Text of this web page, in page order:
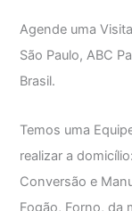
Agende uma
São Paulo, ABC
Brasil.
Temos uma
realizar a
Conversão e
Fogão, Forno, da